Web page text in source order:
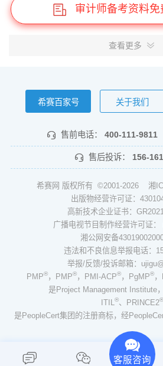
审计师备考资料
查看更多
希赛百家号 关于我们
售前电话： 400-111-9811
售后投诉： 156-
希赛网 版权所有 ©2001-2026 湘
出版物经营许可证：
高新技术企业证书：
广播电视节目制作经营许可证：
湘公网安备
违法和不良信息举报电话：
举报/反馈/投诉邮箱：
PMP®，PMP®，PMI-ACP®，PgMP®，
是Project Management Institute
ITIL ®、PRINCE2®
是PeopleCert集团的注册商标，经
客服咨询